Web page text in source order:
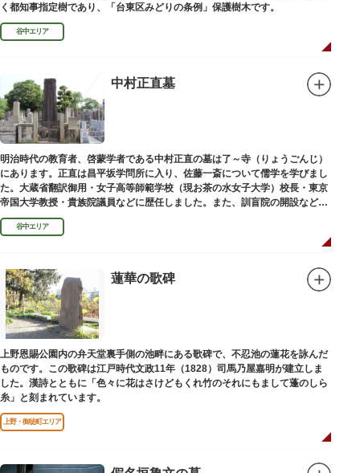
く都知事指定樹であり、「台東区みどりの条例」保護樹木です。
谷中エリア
中村正直墓
明治時代の教育者、啓蒙学者である中村正直の墓は了～寺（りょうごんじ）
にあります。正直は昌平坂学問所に入り、佐藤一斎について儒学を学びまし
た。大蔵省翻訳御用・女子高等師範学校（現お茶の水女子大学）校長・東京
帝国大学教授・貴族院議員などに歴任しました。また、訓盲院の開設など女
子教育や障害者教育にも力を注ぎました。明治24（1891）病没しました。
谷中エリア
蓮華の歌碑
上野恩賜公園内の弁天堂裏手側の池畔にある歌碑で、不忍池の蓮花を詠んだ
ものです。この歌碑は江戸時代文政11年（1828）司馬乃屋嘉明が建立しま
した。漢詩とともに「色々に花はさけどもくれ竹のそれにもまして蓬のしら
糸」と刻まれています。
上野・御徒町エリア